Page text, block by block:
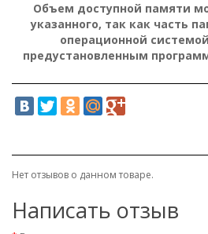
Объем доступной памяти
указанного, так как часть
операционной
предустановленным
Нет отзывов о данном товаре.
Написать отзыв